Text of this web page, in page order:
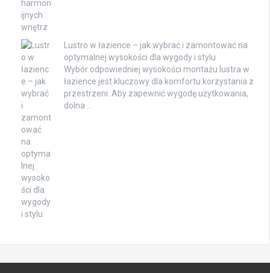
Lustro w łazience – jak wybrać i zamontować na
optymalnej wysokości dla wygody i stylu
Wybór odpowiedniej wysokości montażu lustra w
łazience jest kluczowy dla komfortu korzystania z
przestrzeni. Aby zapewnić wygodę użytkowania,
dolna …